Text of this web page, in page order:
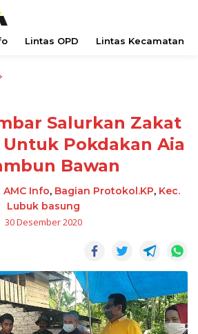
Lintas OPD Lintas Kecamatan
Salurkan Zakat
Untuk Pokdakan Aia
Bawan
AMC Info, Bagian Protokol.KP, Kec.
Lubuk basung
30 Desember 2020